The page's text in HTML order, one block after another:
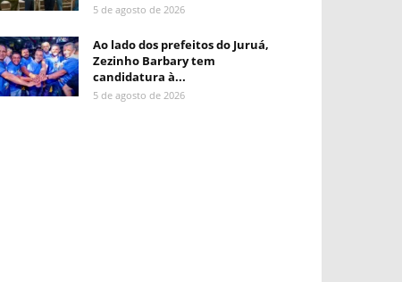
5 de agosto de 2026
Ao lado dos prefeitos do Juruá,
Zezinho Barbary tem
candidatura à...
5 de agosto de 2026